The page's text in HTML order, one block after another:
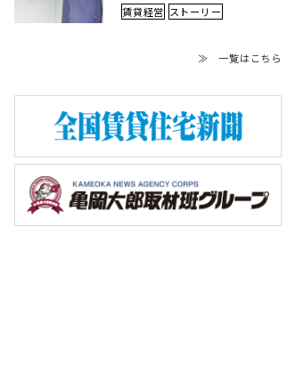
賃貸経営 ストーリー
≫ 一覧はこちら